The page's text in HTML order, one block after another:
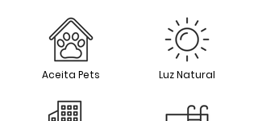
Aceita Pets Luz Natural